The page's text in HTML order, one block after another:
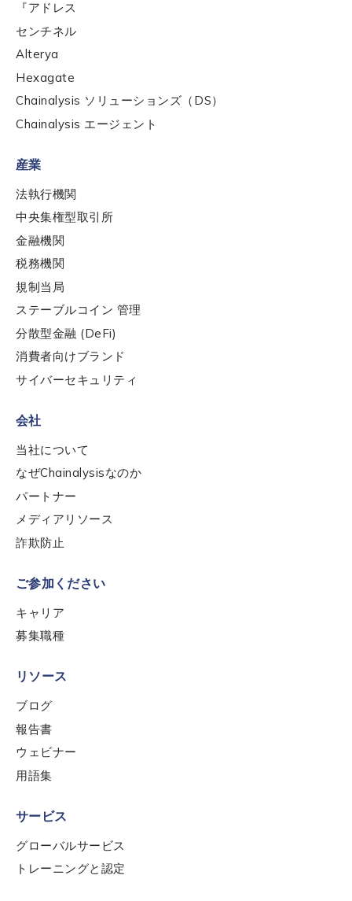
Contact us
First Name
*
Last name
Company / Organization Name
Work Email Address
*
Country
*
Role Level
services, events, and news. Your personal data will
be handled in accordance with the
『アドレス
センチネル
Alterya
Hexagate
Chainalysis ソリューションズ（DS）
Chainalysis エージェント
産業
法執行機関
中央集権型取引所
金融機関
税務機関
規制当局
ステーブルコイン 管理
分散型金融 (DeFi)
消費者向けブランド
サイバーセキュリティ
会社
当社について
なぜChainalysisなのか
パートナー
メディアリソース
詐欺防止
ご参加ください
キャリア
募集職種
リソース
ブログ
報告書
ウェビナー
用語集
サービス
グローバルサービス
トレーニングと認定